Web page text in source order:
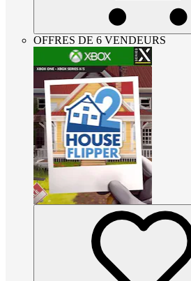
OFFRES DE 6 VENDEURS